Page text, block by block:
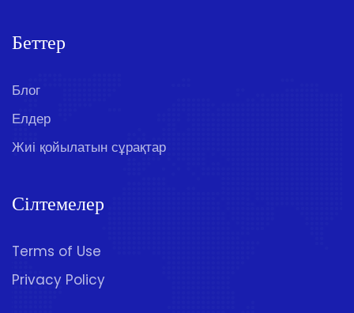
Беттер
Блог
Елдер
Жиі қойылатын сұрақтар
Сілтемелер
Terms of Use
Privacy Policy